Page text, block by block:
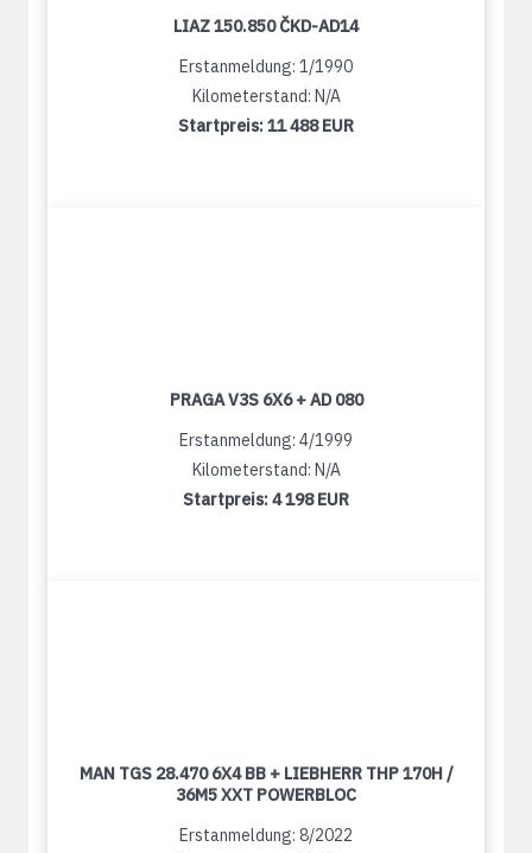
LIAZ 150.850 ČKD-AD14
Erstanmeldung: 1/1990
Kilometerstand: N/A
Startpreis:11 488 EUR
PRAGA V3S 6X6 + AD 080
Erstanmeldung: 4/1999
Kilometerstand: N/A
Startpreis:4 198 EUR
MAN TGS 28.470 6X4 BB + LIEBHERR THP 170H /
36M5 XXT POWERBLOC
Erstanmeldung: 8/2022